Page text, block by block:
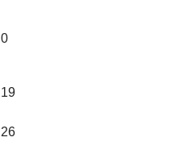
0
19
26